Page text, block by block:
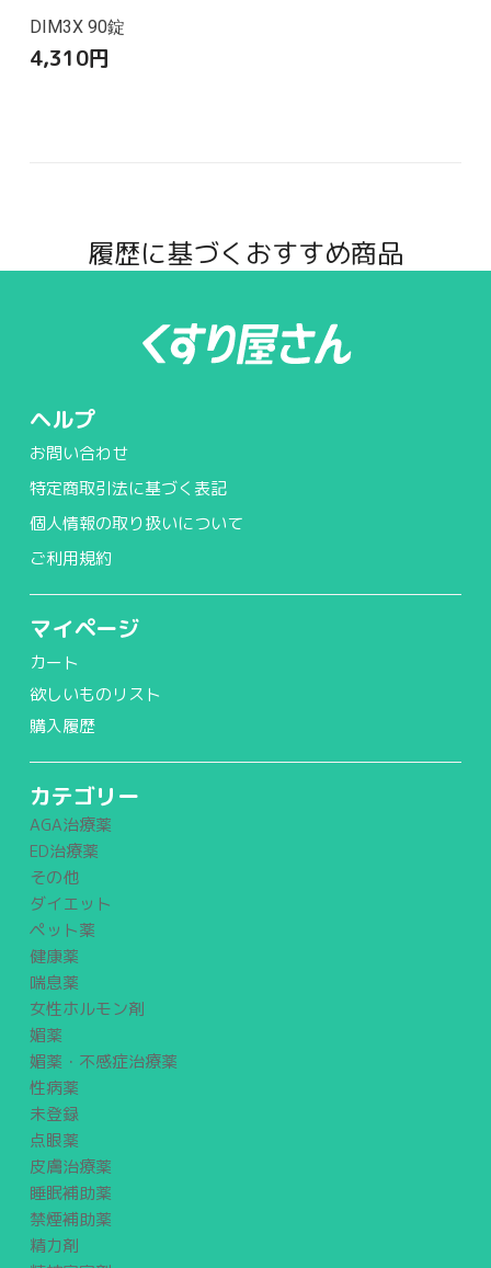
DIM3X 90錠
4,310円
履歴に基づくおすすめ商品
ヘルプ
お問い合わせ
特定商取引法に基づく表記
個人情報の取り扱いについて
ご利用規約
マイページ
カート
欲しいものリスト
購入履歴
カテゴリー
AGA治療薬
ED治療薬
その他
ダイエット
ペット薬
健康薬
喘息薬
女性ホルモン剤
媚薬
媚薬・不感症治療薬
性病薬
未登録
点眼薬
皮膚治療薬
睡眠補助薬
禁煙補助薬
精力剤